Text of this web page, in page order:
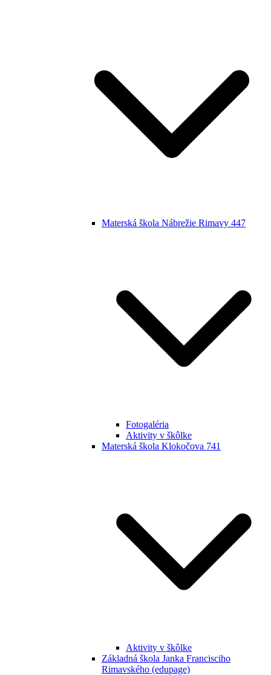
Materská škola Nábrežie Rimavy 447
Fotogaléria
Aktivity v škôlke
Materská škola Klokočova 741
Aktivity v škôlke
Základná škola Janka Francisciho
Rimavského (edupage)